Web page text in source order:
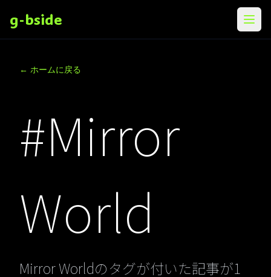
g-bside メニ
← ホームに戻る
#Mirror
World
Mirror Worldのタグが付いた記事が1